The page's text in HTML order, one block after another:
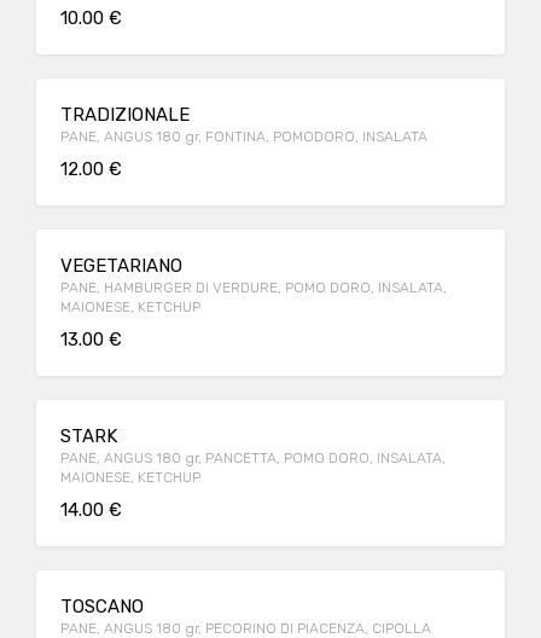
10.00 €
TRADIZIONALE
PANE, ANGUS 180 gr, FONTINA, POMODORO, INSALATA
12.00 €
VEGETARIANO
PANE, HAMBURGER DI VERDURE, POMO DORO, INSALATA,
MAIONESE, KETCHUP
13.00 €
STARK
PANE, ANGUS 180 gr, PANCETTA, POMO DORO, INSALATA,
MAIONESE, KETCHUP
14.00 €
TOSCANO
PANE, ANGUS 180 gr, PECORINO DI PIACENZA, CIPOLLA